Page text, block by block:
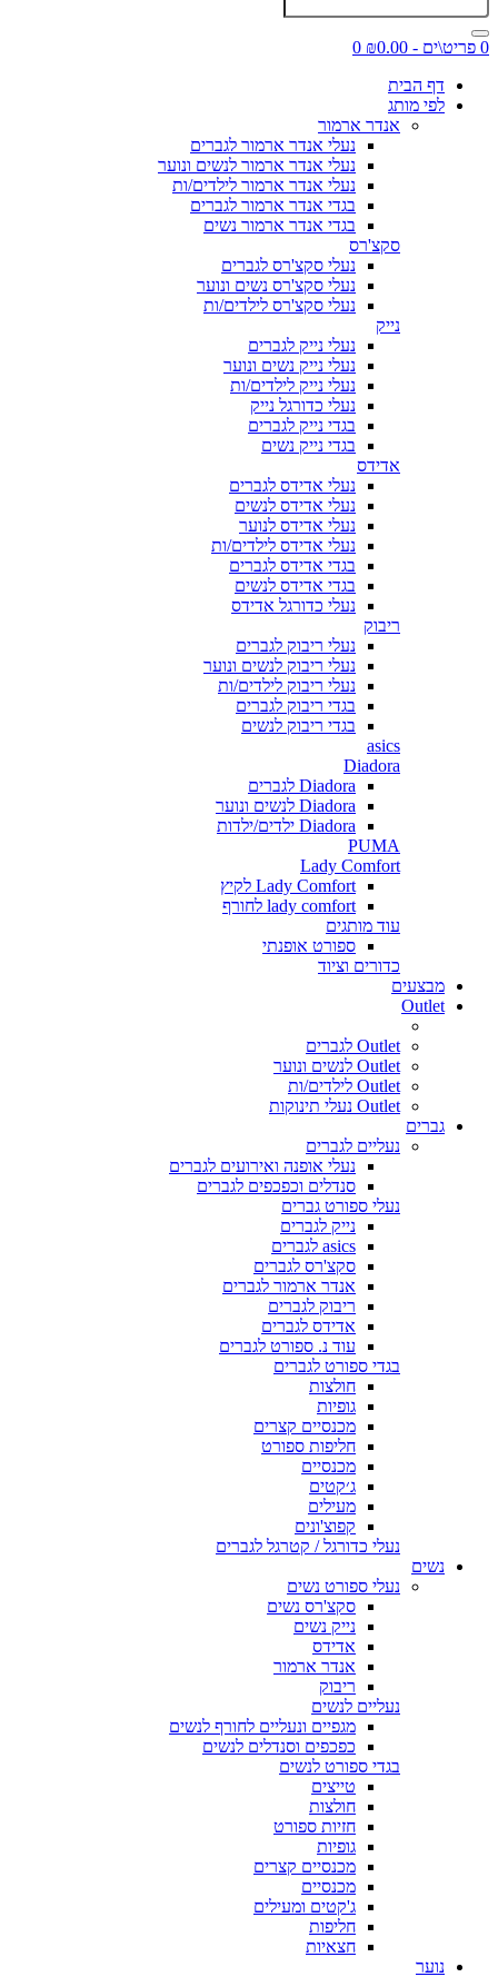
0 פריט\ים - ₪0.00
0
דף הבית
לפי מותג
אנדר ארמור
נעלי אנדר ארמור לגברים
נעלי אנדר ארמור לנשים ונוער
נעלי אנדר ארמור לילדים/ות
בגדי אנדר ארמור לגברים
בגדי אנדר ארמור נשים
סקצ'רס
נעלי סקצ'רס לגברים
נעלי סקצ'רס נשים ונוער
נעלי סקצ'רס לילדים/ות
נייק
נעלי נייק לגברים
נעלי נייק נשים ונוער
נעלי נייק לילדים/ות
נעלי כדורגל נייק
בגדי נייק לגברים
בגדי נייק נשים
אדידס
נעלי אדידס לגברים
נעלי אדידס לנשים
נעלי אדידס לנוער
נעלי אדידס לילדים/ות
בגדי אדידס לגברים
בגדי אדידס לנשים
נעלי כדורגל אדידס
ריבוק
נעלי ריבוק לגברים
נעלי ריבוק לנשים ונוער
נעלי ריבוק לילדים/ות
בגדי ריבוק לגברים
בגדי ריבוק לנשים
asics
Diadora
Diadora לגברים
Diadora לנשים ונוער
Diadora ילדים/ילדות
PUMA
Lady Comfort
Lady Comfort לקיץ
lady comfort לחורף
עוד מותגים
ספורט אופנתי
כדורים וציוד
מבצעים
Outlet
Outlet לגברים
Outlet לנשים ונוער
Outlet לילדים/ות
Outlet נעלי תינוקות
גברים
נעליים לגברים
נעלי אופנה ואירועים לגברים
סנדלים וכפכפים לגברים
נעלי ספורט גברים
נייק לגברים
asics לגברים
סקצ'רס לגברים
אנדר ארמור לגברים
ריבוק לגברים
אדידס לגברים
עוד נ. ספורט לגברים
בגדי ספורט לגברים
חולצות
גופיות
מכנסיים קצרים
חליפות ספורט
מכנסיים
ג׳קטים
מעילים
קפוצ'ונים
נעלי כדורגל / קטרגל לגברים
נשים
נעלי ספורט נשים
סקצ'רס נשים
נייק נשים
אדידס
אנדר ארמור
ריבוק
נעליים לנשים
מגפיים ונעליים לחורף לנשים
כפכפים וסנדלים לנשים
בגדי ספורט לנשים
טייצים
חולצות
חזיות ספורט
גופיות
מכנסיים קצרים
מכנסיים
ג'קטים ומעילים
חליפות
חצאיות
נוער